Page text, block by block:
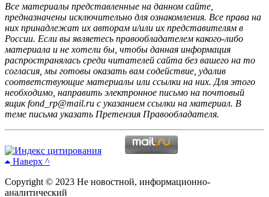
Все материалы представленные на данном сайте,
предназначены исключительно для ознакомления. Все права на
них принадлежат их авторам и/или их представителям в
России. Если вы являетесь правообладателем какого-либо
материала и не хотели бы, чтобы данная информация
распространялась среди читателей сайта без вашего на то
согласия, мы готовы оказать вам содействие, удалив
соответствующие материалы или ссылки на них. Для этого
необходимо, направить электронное письмо на почтовый
ящик fond_rp@mail.ru с указанием ссылки на материал. В
теме письма указать Претензия Правообладателя.
Наверх ^
Copyright © 2023 Не новостной, информационно-
аналитический